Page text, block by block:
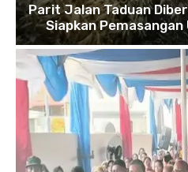
Parit Jalan Taduan
Siapkan